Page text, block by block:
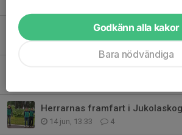
Sommar teknikträning
6 jul, 12:36 2
Herrarnas framfart i
14 jun, 13:33 4
Godkänn alla kakor
Bara nödvändiga